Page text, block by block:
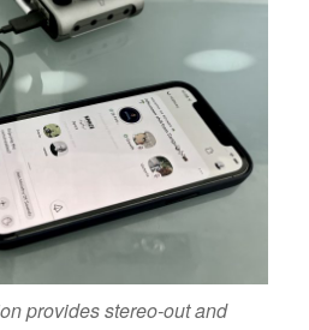
provides stereo-out and